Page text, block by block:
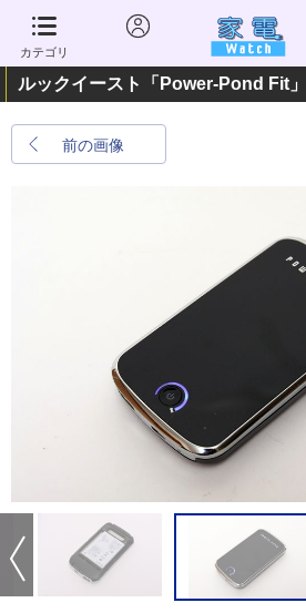
カテゴリ
ルックイースト「Power-Pond Fit」
前の画像